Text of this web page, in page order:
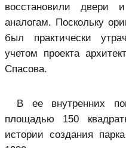
восстановили двери
аналогам. Поскольку
был практически
учетом проекта
Спасова.
В ее внутренних
площадью 150
истории создания